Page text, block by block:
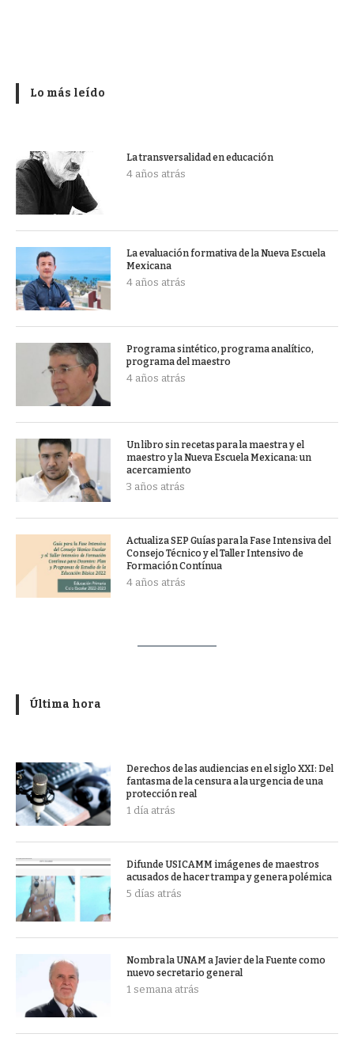
Lo más leído
La transversalidad en educación
4 años atrás
La evaluación formativa de la Nueva Escuela
Mexicana
4 años atrás
Programa sintético, programa analítico,
programa del maestro
4 años atrás
Un libro sin recetas para la maestra y el
maestro y la Nueva Escuela Mexicana: un
acercamiento
3 años atrás
Actualiza SEP Guías para la Fase Intensiva del
Consejo Técnico y el Taller Intensivo de
Formación Contínua
4 años atrás
Última hora
Derechos de las audiencias en el siglo XXI: Del
fantasma de la censura a la urgencia de una
protección real
1 día atrás
Difunde USICAMM imágenes de maestros
acusados de hacer trampa y genera polémica
5 días atrás
Nombra la UNAM a Javier de la Fuente como
nuevo secretario general
1 semana atrás